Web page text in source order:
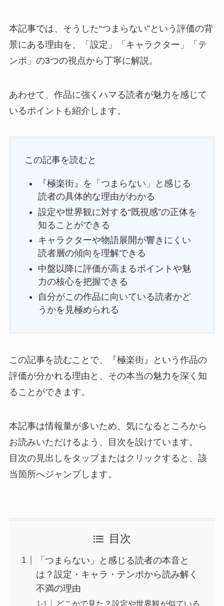
本記事では、そうした“つまらない”という評価の背
景にある理由を、「設定」「キャラクター」「テ
ンポ」の3つの視点から丁寧に解説。
あわせて、作品に強くハマる読者が魅力を感じて
いるポイントも紹介します。
この記事を読むと
『極楽街』を「つまらない」と感じる
読者の具体的な理由がわかる
設定や世界観に対する“既視感”の正体を
知ることができる
キャラクターや物語展開が響きにくい
読者層の傾向を理解できる
中盤以降に評価が高まるポイントや魅
力の核心を把握できる
自分がこの作品に向いている読者かど
うかを見極められる
この記事を読むことで、『極楽街』という作品の
評価が分かれる理由と、その本当の魅力を深く知
ることができます。
本記事は情報量が多いため、気になるところから
お読みいただけるよう、目次を設けています。
目次の見出しをタップまたはクリックすると、該
当箇所へジャンプします。
目次
「つまらない」と感じる読者の本音と
は？設定・キャラ・テンポから読み解く
不満の理由
どこかで見た？設定や世界観が似ている